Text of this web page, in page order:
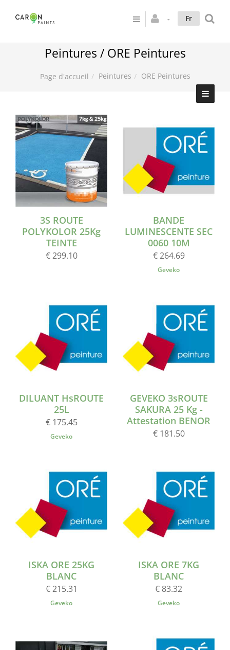
Fr
Peintures / ORE Peintures
Page d'accueil Peintures ORE Peintures
3S ROUTE
POLYKOLOR 25Kg
TEINTE
€ 299.10
BANDE
LUMINESCENTE SEC
0060 10M
€ 264.69
Geveko
DILUANT HsROUTE
25L
€ 175.45
Geveko
GEVEKO 3sROUTE
SAKURA 25 Kg -
Attestation BENOR
€ 181.50
ISKA ORE 25KG
BLANC
€ 215.31
Geveko
ISKA ORE 7KG
BLANC
€ 83.32
Geveko